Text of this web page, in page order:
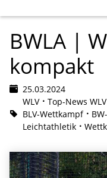
BWLA |
kompakt
25.03.2024
WLV
Top-News WLV
BLV-Wettkampf
Leichtathletik